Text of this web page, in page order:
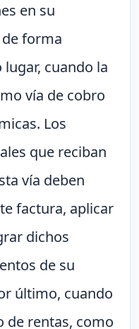
en su
forma
cuando la
vía de cobro
Los
que reciban
vía deben
factura, aplicar
dichos
de su
último, cuando
de rentas, como